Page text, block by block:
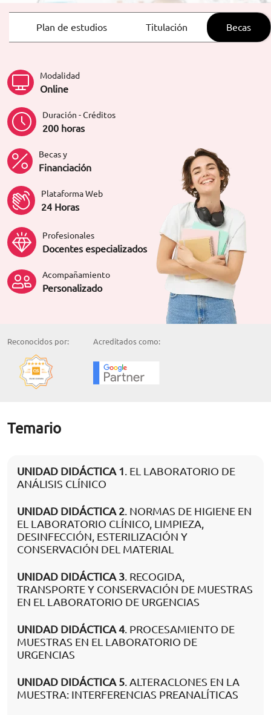
Plan de estudios Titulación Becas
Modalidad
Online
Duración - Créditos
200 horas
Becas y
Financiación
Plataforma Web
24 Horas
Profesionales
Docentes especializados
Acompañamiento
Personalizado
Reconocidos por: Acreditados como:
Temario
UNIDAD DIDÁCTICA 1. EL LABORATORIO DE
ANÁLISIS CLÍNICO
UNIDAD DIDÁCTICA 2. NORMAS DE HIGIENE EN
EL LABORATORIO CLÍNICO, LIMPIEZA,
DESINFECCIÓN, ESTERILIZACIÓN Y
CONSERVACIÓN DEL MATERIAL
UNIDAD DIDÁCTICA 3. RECOGIDA,
TRANSPORTE Y CONSERVACIÓN DE MUESTRAS
EN EL LABORATORIO DE URGENCIAS
UNIDAD DIDÁCTICA 4. PROCESAMIENTO DE
MUESTRAS EN EL LABORATORIO DE
URGENCIAS
UNIDAD DIDÁCTICA 5. ALTERACLONES EN LA
MUESTRA: INTERFERENCIAS PREANALÍTICAS